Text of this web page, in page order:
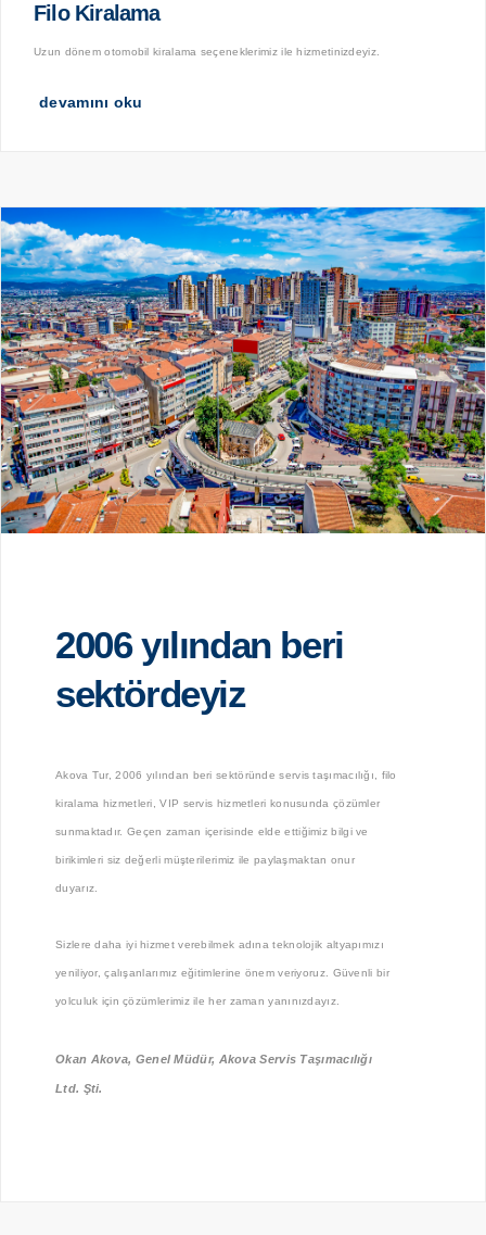
Filo Kiralama
Uzun dönem otomobil kiralama seçeneklerimiz ile hizmetinizdeyiz.
devamını oku
2006 yılından beri
sektördeyiz
Akova Tur, 2006 yılından beri sektöründe servis taşımacılığı, filo
kiralama hizmetleri, VIP servis hizmetleri konusunda çözümler
sunmaktadır. Geçen zaman içerisinde elde ettiğimiz bilgi ve
birikimleri siz değerli müşterilerimiz ile paylaşmaktan onur
duyarız.
Sizlere daha iyi hizmet verebilmek adına teknolojik altyapımızı
yeniliyor, çalışanlarımız eğitimlerine önem veriyoruz. Güvenli bir
yolculuk için çözümlerimiz ile her zaman yanınızdayız.
Okan Akova, Genel Müdür, Akova Servis Taşımacılığı
Ltd. Şti.